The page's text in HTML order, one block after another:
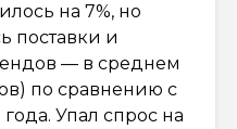
на 7%, но
поставки и
— в среднем
по сравнению с
Упал спрос на